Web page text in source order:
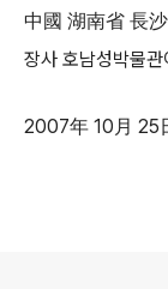
中國 湖南省 長
장사 호남성박물관
2007年 10月 25